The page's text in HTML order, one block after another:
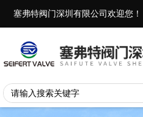
塞弗特阀门深圳有限公司欢迎您！